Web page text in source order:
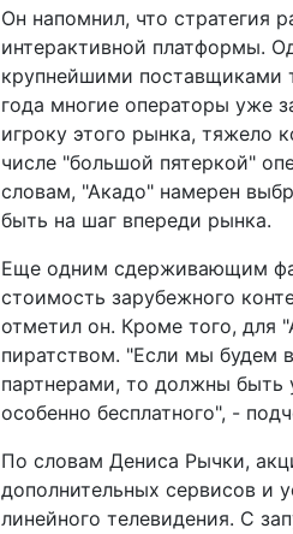
Он напомнил, что стратегия
интерактивной платформы.
крупнейшими поставщиками
года многие операторы уже
игроку этого рынка, тяжело
числе "большой пятеркой"
словам, "Акадо" намерен
быть на шаг впереди рынка.
Еще одним сдерживающим
стоимость зарубежного
отметил он. Кроме того, для
пиратством. "Если мы будем
партнерами, то должны быть
особенно бесплатного", -
По словам Дениса Рычки,
дополнительных сервисов и
линейного телевидения. С